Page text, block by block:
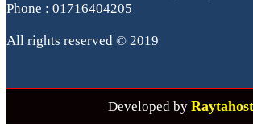
Phone : 01716404205
All rights reserved © 2019
Developed by Raytahost